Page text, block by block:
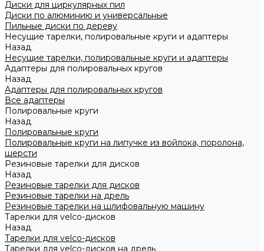
Диски для циркулярных пил
Диски по алюминию и универсальные
Пильные диски по дереву
Несущие тарелки, полировальные круги и адаптеры
Назад
Несущие тарелки, полировальные круги и адаптеры
Адаптеры для полировальных кругов
Назад
Адаптеры для полировальных кругов
Все адаптеры
Полировальные круги
Назад
Полировальные круги
Полировальные круги на липучке из войлока, поролона,
шерсти
Резиновые тарелки для дисков
Назад
Резиновые тарелки для дисков
Резиновые тарелки на дрель
Резиновые тарелки на шлифовальную машину
Тарелки для velco-дисков
Назад
Тарелки для velco-дисков
Тарелки для velco-дисков на дрель